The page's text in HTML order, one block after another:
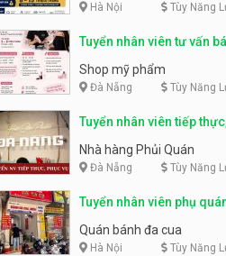
Tuyển
Quán
Tuyển
Công ty
Tuyển
GÀ GÔ
Hà Nội Tùy Năng
Tuyển nhân viên tư vấn
phẩm
Shop mỹ phẩm
Đà Nẵng Tùy Năng
Tuyển nhân viên tiếp
Nhà hàng Phủi Quán
Đà Nẵng Tùy Năng
Tuyển nhân viên phụ
Quán bánh đa cua
Hà Nội Tùy Năng